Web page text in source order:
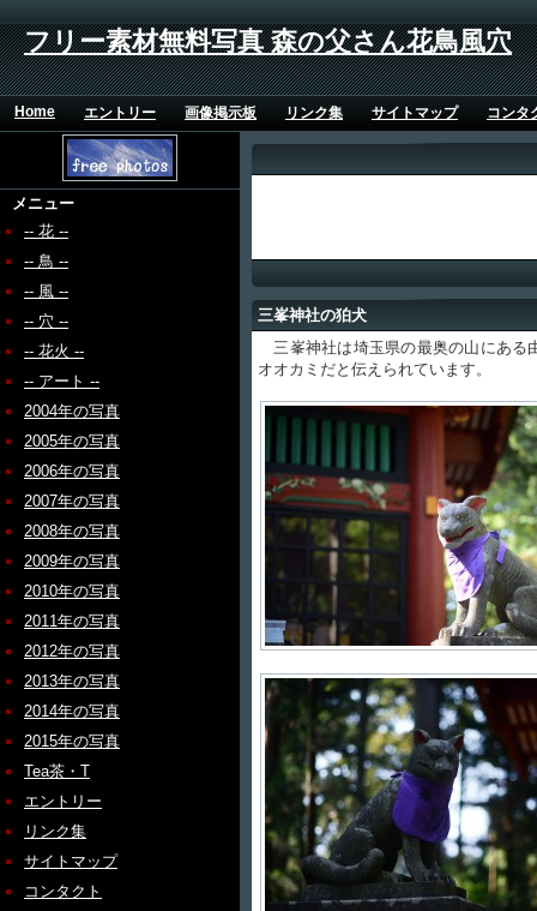
フリー素材無料写真 森の父さん花鳥風穴
Home エントリー 画像掲示板 リンク集 サイトマップ コンタ
メニュー
-- 花 --
-- 鳥 --
-- 風 --
-- 穴 --
-- 花火 --
-- アート --
2004年の写真
2005年の写真
2006年の写真
2007年の写真
2008年の写真
2009年の写真
2010年の写真
2011年の写真
2012年の写真
2013年の写真
2014年の写真
2015年の写真
Tea茶・T
エントリー
リンク集
サイトマップ
コンタクト
三峯神社の狛犬
三峯神社は埼玉県の最奥の山にある
オオカミだと伝えられています。